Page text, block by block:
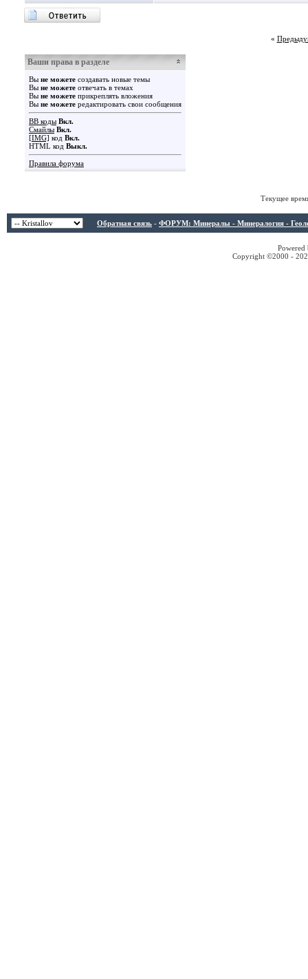
«
Ваши права в разделе
Вы не можете создавать новые темы
Вы не можете отвечать в темах
Вы не можете прикреплять вложения
Вы не можете редактировать свои сообщения
BB коды Вкл.
Смайлы Вкл.
[IMG] код Вкл.
HTML код Выкл.
Правила форума
Текущее
Обратная связь - ФОРУМ: Минералы - Минералогия -
Copyright ©2000 -